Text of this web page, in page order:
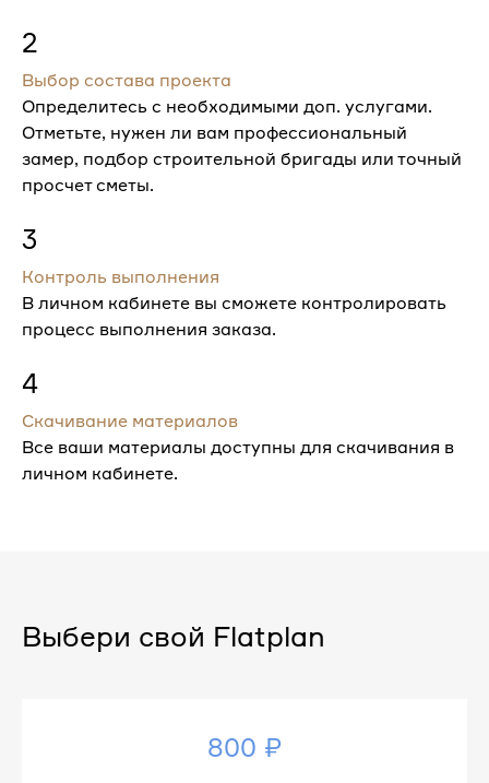
2
Выбор состава проекта
Определитесь с необходимыми доп. услугами.
Отметьте, нужен ли вам профессиональный
замер, подбор строительной бригады или точный
просчет сметы.
3
Контроль выполнения
В личном кабинете вы сможете контролировать
процесс выполнения заказа.
4
Скачивание материалов
Все ваши материалы доступны для скачивания в
личном кабинете.
Выбери свой Flatplan
800 ₽